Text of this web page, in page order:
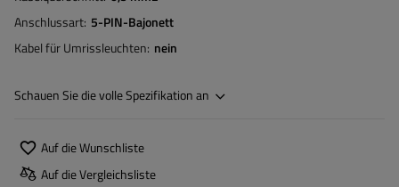
Anschlussart 5-PIN-Bajonett
Kabel für Umrissleuchten nein
Schauen Sie die volle Spezifikation an
Auf die Wunschliste
Auf die Vergleichsliste